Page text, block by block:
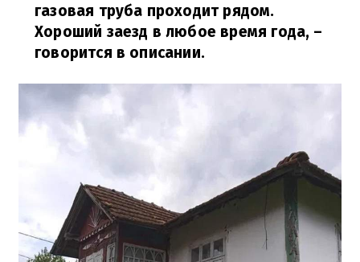
газовая труба проходит рядом.
Хороший заезд в любое время года, –
говорится в описании.